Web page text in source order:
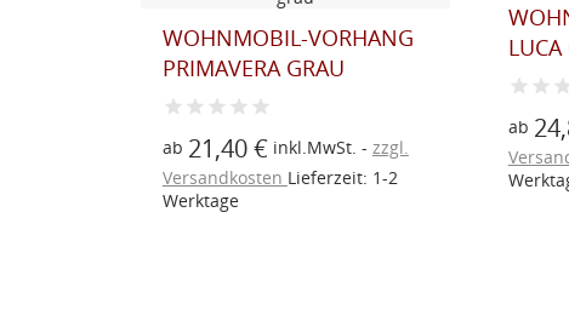
WOHNMOBIL-VORHANG
PRIMAVERA GRAU
ab 21,40 € inkl.MwSt.
zzgl.
Versandkosten Lieferzeit: 1-2
Werktage
LUCA
ab